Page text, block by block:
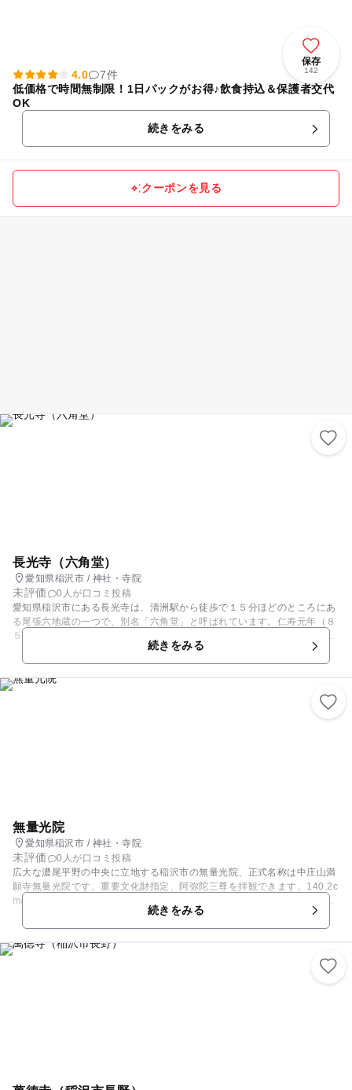
保存
142
4.0
7件
低価格で時間無制限！1日パックがお得♪飲食持込＆保護者交代
OK
続きをみる
クーポンを見る
長光寺（六角堂）
愛知県稲沢市 / 神社・寺院
未評価
0人が口コミ投稿
愛知県稲沢市にある長光寺は、清洲駅から徒歩で１５分ほどのところにあ
る尾張六地蔵の一つで、別名「六角堂」と呼ばれています。仁寿元年（８
５１年）小野篁が陸奥国に下る途中に駐杖したときに路傍に地蔵像を安置
したのが始まりと伝えられています。１１６１年に、尾張守であった平頼
盛が病気治癒のお礼に六角堂を寄進したといわれています。そして１３３
８年、足利尊氏が上洛するときに太刀を奉納、勝利したため、六角堂は祈
願所として定められたといわれています。その後は織田家、徳川家によっ
て庇護されてきました。織田信長の若いときの遊び場であったといわれ、
六角堂で後に清洲城の城代となる埴原常安と出会ったといわれています。
続きをみる
無量光院
愛知県稲沢市 / 神社・寺院
未評価
0人が口コミ投稿
広大な濃尾平野の中央に立地する稲沢市の無量光院、正式名称は中庄山満
願寺無量光院です。重要文化財指定、阿弥陀三尊を拝観できます。140.2c
mの阿弥陀如来の体内から発見された墨書から鎌倉時代建仁2年（1202
年）に慶派仏師寛慶が造立したことがわかりました。境内には本堂と阿弥
陀三尊を安置する収蔵庫、鐘楼、庫裏があり、12畳ほどの収蔵庫には阿弥
陀三尊と中尊と脇侍に挟まれるように毘沙門天と不動明王が安置されてい
ます。
続きをみる